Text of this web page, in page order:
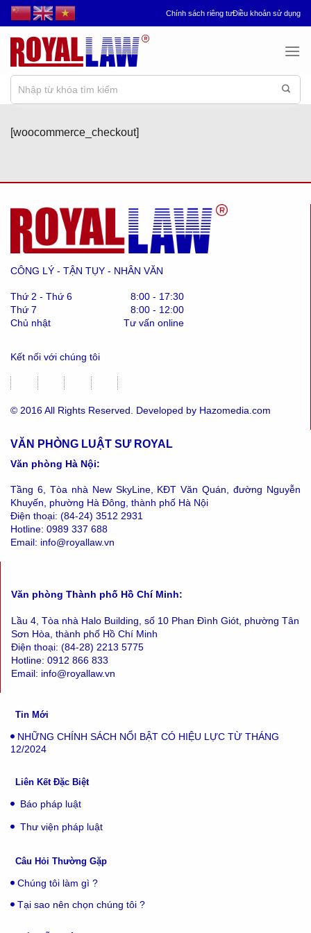
Chuyển
đến
nội
dung
Chính sách riêng tưĐiều khoản sử dụng
[woocommerce_checkout]
CÔNG LÝ - TẬN TỤY - NHÂN VĂN
Thứ 2 - Thứ 6
8:00 - 17:30
Thứ 7
8:00 - 12:00
Chủ nhật
Tư vấn online
Kết nối với chúng tôi
© 2016 All Rights Reserved. Developed by Hazomedia.com
VĂN PHÒNG LUẬT SƯ ROYAL
Văn phòng Hà Nội:
Tầng 6, Tòa nhà New SkyLine, KĐT Văn Quán, đường Nguyễn
Khuyến, phường Hà Đông, thành phố Hà Nội
Điện thoại: (84-24) 3512 2931
Hotline: 0989 337 688
Email: info@royallaw.vn
Văn phòng Thành phố Hồ Chí Minh:
Lầu 4, Tòa nhà Halo Building, số 10 Phan Đình Giót, phường Tân
Sơn Hòa, thành phố Hồ Chí Minh
Điện thoại: (84-28) 2213 5775
Hotline: 0912 866 833
Email: info@royallaw.vn
Tin Mới
NHỮNG CHÍNH SÁCH NỔI BẬT CÓ HIỆU LỰC TỪ THÁNG
12/2024
Liên Kết Đặc Biệt
Báo pháp luật
Thư viện pháp luật
Câu Hỏi Thường Gặp
Chúng tôi làm gì ?
Tại sao nên chọn chúng tôi ?